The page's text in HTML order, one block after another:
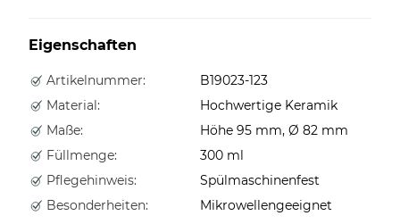
Eigenschaften
Artikelnummer:
B19023-123
Material:
Hochwertige Keramik
Maße:
Höhe 95 mm, Ø 82 mm
Füllmenge:
300 ml
Pflegehinweis:
Spülmaschinenfest
Besonderheiten:
Mikrowellengeeignet